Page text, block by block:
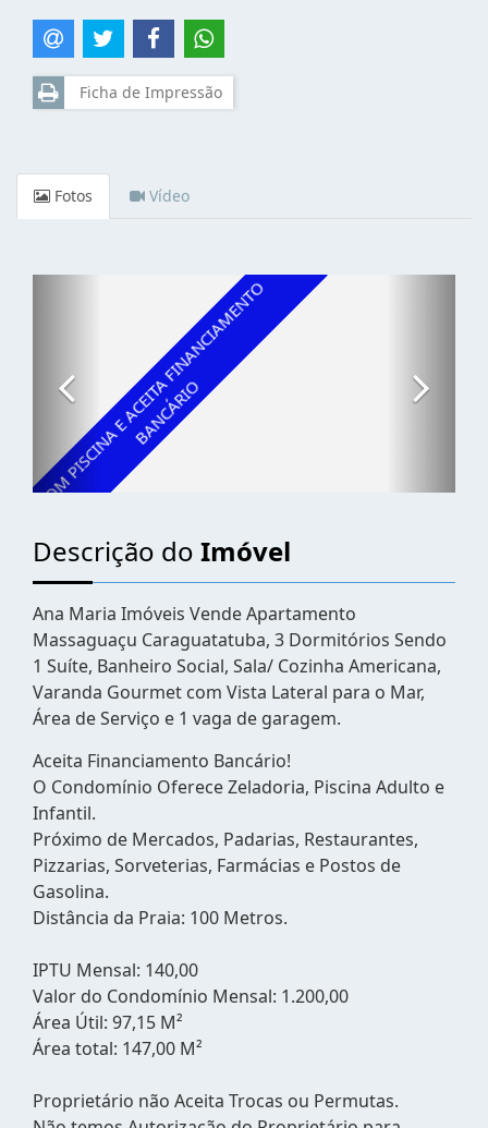
Ficha de Impressão
Fotos Vídeo
Descrição do Imóvel
Ana Maria Imóveis Vende Apartamento
Massaguaçu Caraguatatuba, 3 Dormitórios Sendo
1 Suíte, Banheiro Social, Sala/ Cozinha Americana,
Varanda Gourmet com Vista Lateral para o Mar,
Área de Serviço e 1 vaga de garagem.
Aceita Financiamento Bancário!
O Condomínio Oferece Zeladoria, Piscina Adulto e
Infantil.
Próximo de Mercados, Padarias, Restaurantes,
Pizzarias, Sorveterias, Farmácias e Postos de
Gasolina.
Distância da Praia: 100 Metros.
IPTU Mensal: 140,00
Valor do Condomínio Mensal: 1.200,00
Área Útil: 97,15 M²
Área total: 147,00 M²
Proprietário não Aceita Trocas ou Permutas.